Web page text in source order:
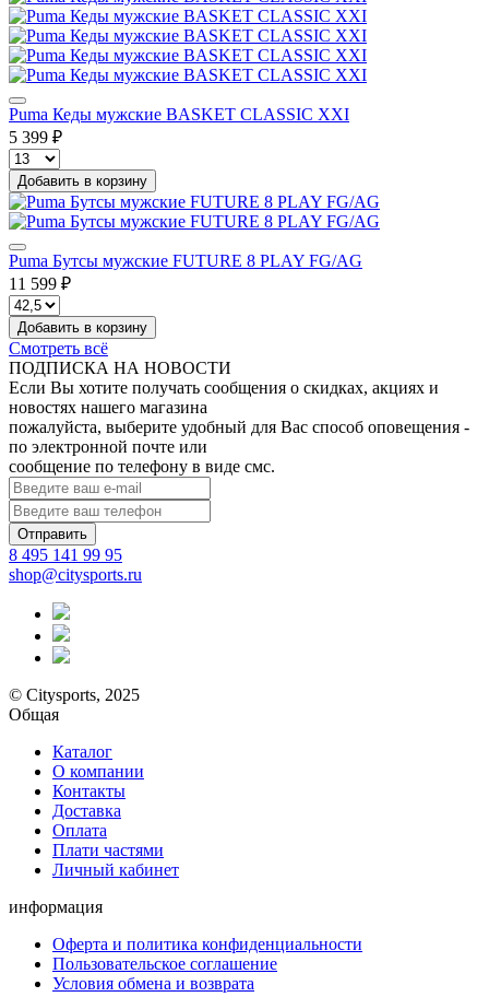
Puma Кеды мужские BASKET CLASSIC XXI
5 399 ₽
Добавить в корзину
Puma Бутсы мужские FUTURE 8 PLAY FG/AG
11 599 ₽
Добавить в корзину
Смотреть всё
ПОДПИСКА НА НОВОСТИ
Если Вы хотите получать сообщения о скидках, акциях и
новостях нашего магазина
пожалуйста, выберите удобный для Вас способ оповещения -
по электронной почте или
сообщение по телефону в виде смс.
Отправить
8 495 141 99 95
shop@citysports.ru
© Citysports, 2025
Общая
Каталог
О компании
Контакты
Доставка
Оплата
Плати частями
Личный кабинет
информация
Оферта и политика конфиденциальности
Пользовательское соглашение
Условия обмена и возврата